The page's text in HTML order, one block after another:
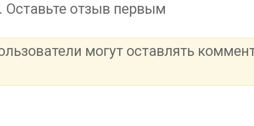
Оставьте отзыв первым
могут оставлять